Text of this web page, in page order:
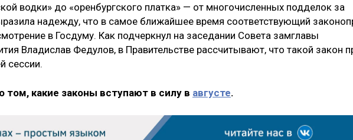
водки» до «оренбургского платка» — от многочисленных подделок за
надежду, что в самое ближайшее время соответствующий
в Госдуму. Как подчеркнул на заседании Совета замглавы
Владислав Федулов, в Правительстве рассчитывают, что такой закон
сессии.
том, какие законы вступают в силу в августе.